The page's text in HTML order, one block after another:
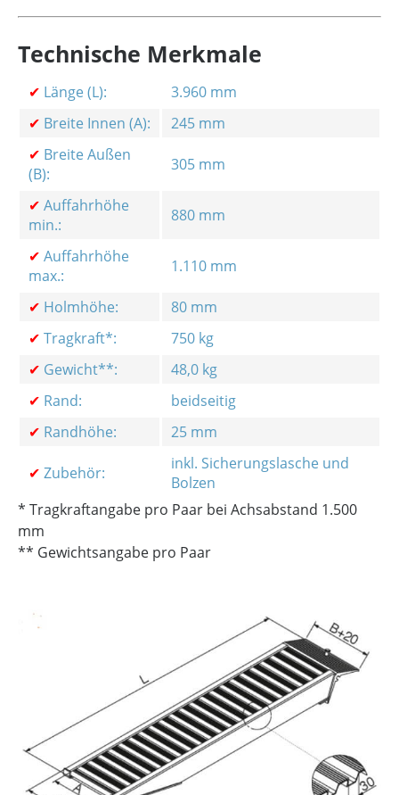
Technische Merkmale
✔ Länge (L):
3.960 mm
✔ Breite Innen (A):
245 mm
✔ Breite Außen
(B):
305 mm
✔ Auffahrhöhe
min.:
880 mm
✔ Auffahrhöhe
max.:
1.110 mm
✔ Holmhöhe:
80 mm
✔ Tragkraft*:
750 kg
✔ Gewicht**:
48,0 kg
✔ Rand:
beidseitig
✔ Randhöhe: 25 mm
✔ Zubehör:
inkl. Sicherungslasche und
Bolzen
* Tragkraftangabe pro Paar bei Achsabstand 1.500
mm
** Gewichtsangabe pro Paar